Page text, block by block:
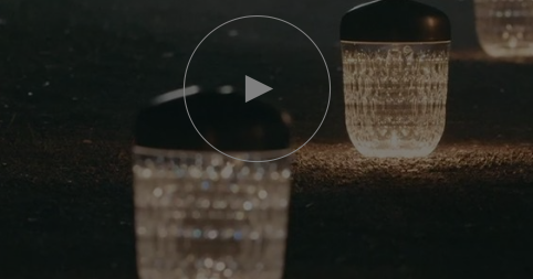
abspielen
YouTube-
Video,
Folia
Mini-
Portable-
Lampe